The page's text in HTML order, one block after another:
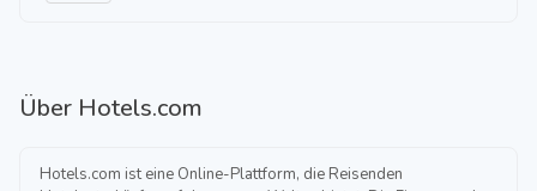
Über Hotels.com
Hotels.com ist eine Online-Plattform, die Reisenden